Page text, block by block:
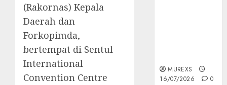
(Rakornas) Kepala
Daerah dan
Forkopimda,
bertempat di Sentul
International
Convention Centre
MUREXS
16/07/2026
0